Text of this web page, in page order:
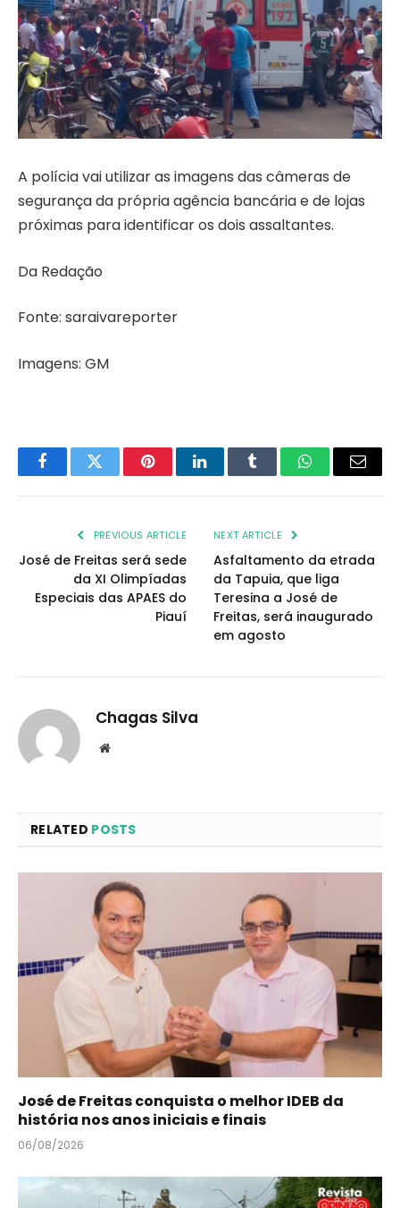
A polícia vai utilizar as imagens das câmeras de
segurança da própria agência bancária e de lojas
próximas para identificar os dois assaltantes.
Da Redação
Fonte: saraivareporter
Imagens: GM
FacebookTwitter PinterestLinkedInTumblr WhatsAppEmail
PREVIOUS ARTICLE
José de Freitas será sede
da XI Olimpíadas
Especiais das APAES do
Piauí
NEXT ARTICLE
Asfaltamento da etrada
da Tapuia, que liga
Teresina a José de
Freitas, será inaugurado
em agosto
Chagas Silva
Website
RELATED POSTS
José de Freitas conquista o melhor IDEB da
história nos anos iniciais e finais
06/08/2026